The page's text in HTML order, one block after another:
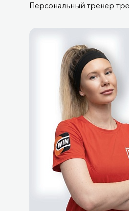
Персональный тренер